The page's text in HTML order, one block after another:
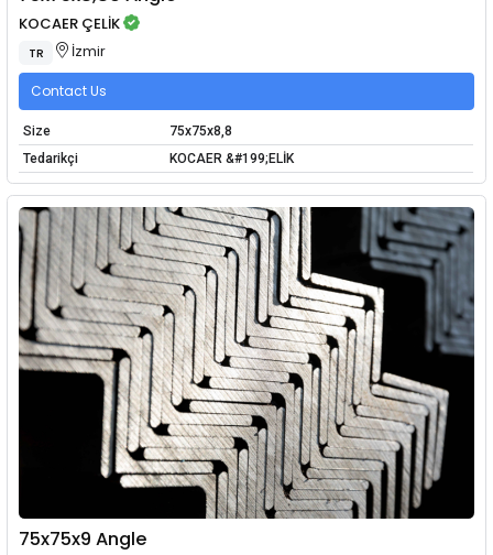
KOCAER ÇELİK
TR İzmir
Contact Us
Size
75x75x8,8
Tedarikçi
KOCAER &#199;ELİK
75x75x9 Angle